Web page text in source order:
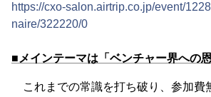
https://cxo-salon.airtrip.co.jp/event/
naire/322220/0
■メインテーマは「ベンチャー界への恩
これまでの常識を打ち破り、参加費